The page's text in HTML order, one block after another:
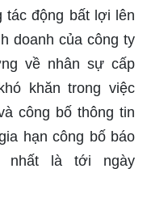
tác động bất lợi lên
doanh của công ty
về nhân sự cấp
khăn trong việc
công bố thông tin
hạn công bố báo
nhất là tới ngày